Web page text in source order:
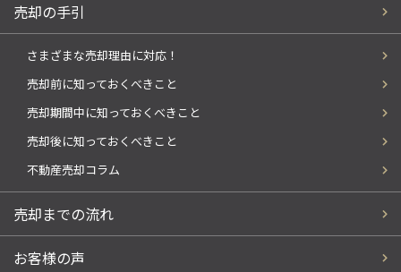
売却の手引
さまざまな売却理由に対応！
売却前に知っておくべきこと
売却期間中に知っておくべきこと
売却後に知っておくべきこと
不動産売却コラム
売却までの流れ
お客様の声